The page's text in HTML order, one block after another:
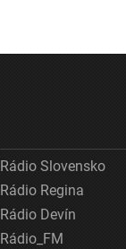
Rádio Slovensko
Rádio Regina
Rádio Devín
Rádio_FM